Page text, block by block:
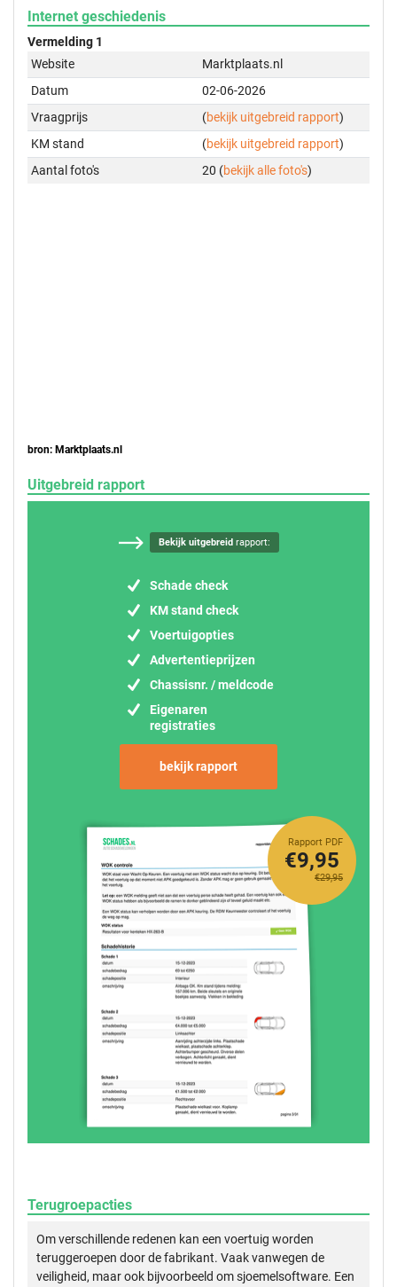
Internet geschiedenis
Vermelding 1
Website
Marktplaats.nl
Datum
02-06-2026
Vraagprijs
(bekijk uitgebreid rapport)
KM stand
(bekijk uitgebreid rapport)
Aantal foto's
20 (bekijk alle foto's)
bron: Marktplaats.nl
Uitgebreid rapport
Bekijk uitgebreidrapport:
Schade check
KM stand check
Voertuigopties
Advertentieprijzen
Chassisnr. / meldcode
Eigenaren
registraties
bekijk rapport
Rapport PDF
€29,95
€9,95
Terugroepacties
Om verschillende redenen kan een voertuig worden
teruggeroepen door de fabrikant. Vaak vanwegen de
veiligheid, maar ook bijvoorbeeld om sjoemelsoftware. Een